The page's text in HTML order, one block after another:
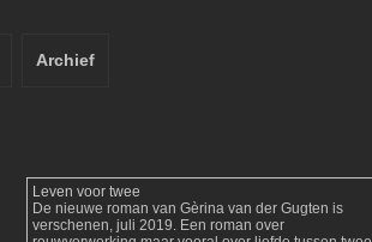
Archief
Leven voor twee
De nieuwe roman van Gèrina van der Gugten is
verschenen, juli 2019. Een roman over